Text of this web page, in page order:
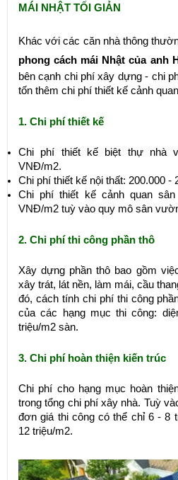
MÁI NHẬT TỐI GIẢN
Khác với các căn nhà thông
phong cách mái Nhật của anh
bên cạnh chi phí xây dựng - chi
tốn thêm chi phí thiết kế cảnh
1. Chi phí thiết kế
Chi phí thiết kế biệt thự nhà
VNĐ/m2.
Chi phí thiết kế nội thất: 200.000 -
Chi phí thiết kế cảnh quan
VNĐ/m2 tuỳ vào quy mô sân
2. Chi phí thi công phần thô
Xây dựng phần thô bao gồm
xây trát, lát nền, làm mái, cầu
đó, cách tính chi phí thi công
của các hạng mục thi công:
triệu/m2 sàn.
3. Chi phí hoàn thiện kiến trúc
Chi phí cho hạng mục hoàn
trong tổng chi phí xây nhà. Tuỳ
đơn giá thi công có thể chỉ 6 - 8
12 triệu/m2.